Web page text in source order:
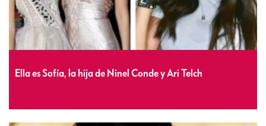
Ella es Sofía, la hija de Ninel Conde y Ari Telch